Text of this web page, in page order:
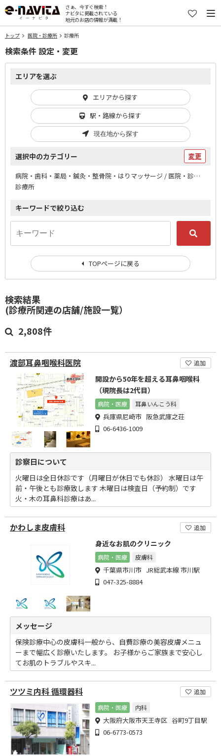
さぁ、今すぐ検索！
ナビタに掲載されている
地元のお店の情報が満載！
トップ 医院・診療所 診療所
検索結果
(診療所関連の店舗/施設一覧）
2,808件
渡部耳鼻咽喉科医院 追加
開設から50年を超える耳鼻咽喉科
（現院長は2代目）
病院・医療 耳鼻いんこう科
兵庫県尼崎市 阪急武庫之荘
06-6436-1009
診察日について
火曜日は全日休診です（月曜日が休日でも休診） 水曜日は午
前・午後とも診療致します 木曜日は検査日（予約制）です
火・木の耳鼻科診療はあ...
かわしま皮膚科 追加
身近なお肌のクリニック
病院・医療 皮膚科
千葉県市川市 JR総武本線 市川駅
047-325-8884
メッセージ
保険診療中心の皮膚科一般から、自費診療の美容皮膚メニュ
ーまで幅広く診療いたします。 お子様からご家族まで安心し
てお肌のトラブルやスキ...
ツツミ内科 循環器科
追加
病院・医療
内科
大阪府大阪市天王寺区 谷町9丁目駅
06-6773-0573
検索条件 設定・変更
エリアを選ぶ
エリアから探す
駅・路線から探す
現在地から探す
選択中のカテゴリー 変更
病院・歯科・薬局・鍼灸・整骨院・はりマッサージ / 医院・診療所
診療所
キーワードで絞り込む
TOPページに戻る